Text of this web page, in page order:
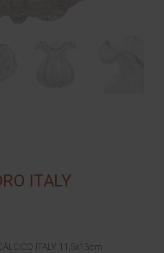
ITALY
ITALY 11,5x13cm